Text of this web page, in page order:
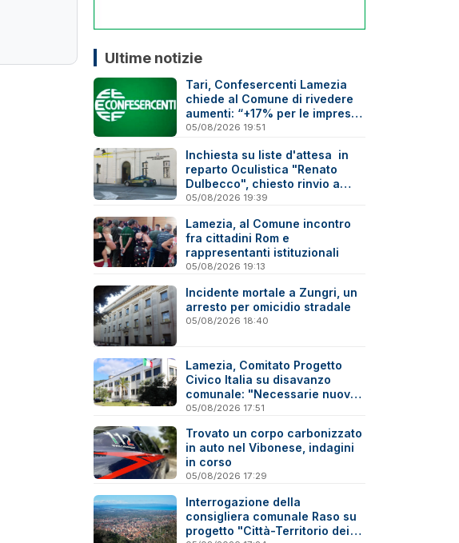
Ultime notizie
Tari, Confesercenti Lamezia
chiede al Comune di rivedere
aumenti: “+17% per le imprese
è troppo”
05/08/2026 19:51
Inchiesta su liste d'attesa in
reparto Oculistica "Renato
Dulbecco", chiesto rinvio a
giudizio per 10 indagati
05/08/2026 19:39
Lamezia, al Comune incontro
fra cittadini Rom e
rappresentanti istituzionali
05/08/2026 19:13
Incidente mortale a Zungri, un
arresto per omicidio stradale
05/08/2026 18:40
Lamezia, Comitato Progetto
Civico Italia su disavanzo
comunale: "Necessarie nuove
verifiche"
05/08/2026 17:51
Trovato un corpo carbonizzato
in auto nel Vibonese, indagini
in corso
05/08/2026 17:29
Interrogazione della
consigliera comunale Raso su
progetto "Città-Territorio dei